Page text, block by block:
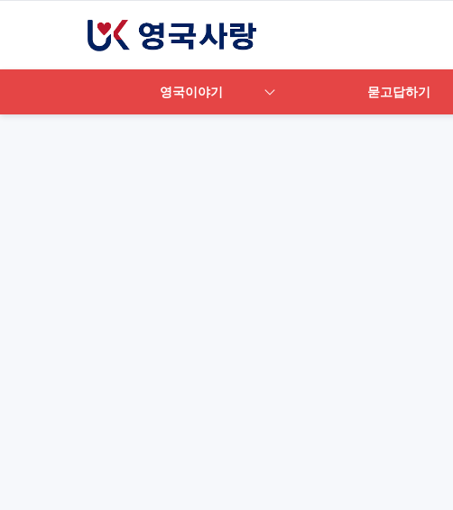
영국이야기 묻고답하기